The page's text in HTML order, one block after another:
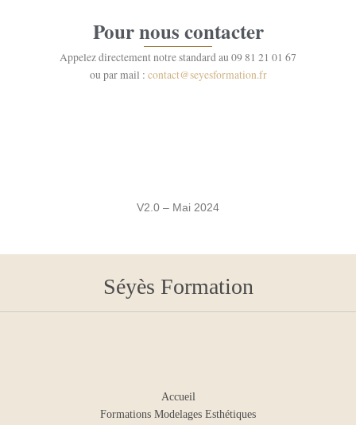
Pour nous contacter
Appelez directement notre standard au 09 81 21 01 67
ou par mail : contact@seyesformation.fr
V2.0 – Mai 2024
Séyès Formation
Accueil
Formations Modelages Esthétiques